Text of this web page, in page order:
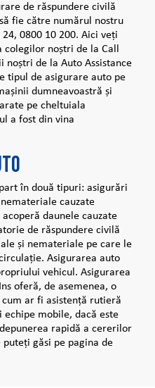
de răspundere civilă
fie către numărul nostru
0800 10 200. Aici veți
noștri de la Call
noștri de la Auto Assistance
tipul de asigurare auto pe
dumneavoastră și
pe cheltuiala
a fost din vina
în două tipuri: asigurări
cauzate
daunele cauzate
de răspundere civilă
și nemateriale pe care le
Asigurarea auto
vehicul. Asigurarea
oferă, de asemenea, o
ar fi asistență rutieră
mobile, dacă este
rapidă a cererilor
găsi pe pagina de